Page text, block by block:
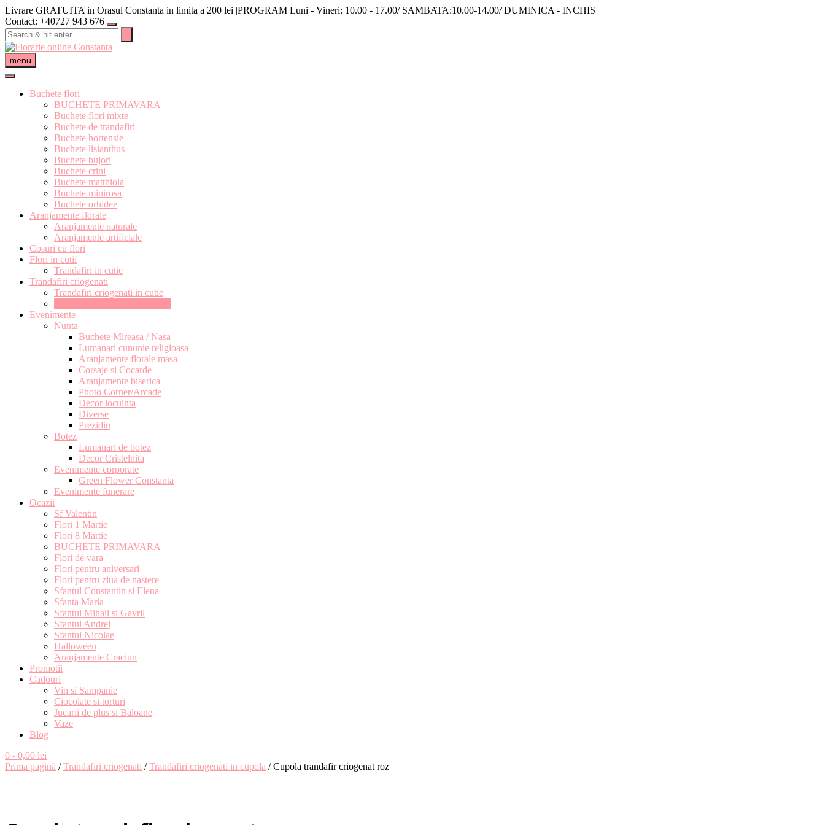
Skip
to
content
Livrare GRATUITA in Orasul Constanta in limita a 200 lei |PROGRAM Luni - Vineri: 10.00 - 17.00/ SAMBATA:10.00-14.00/ DUMINICA - INCHIS
Contact: +40727 943 676
menu
Buchete flori
BUCHETE PRIMAVARA
Buchete flori mixte
Buchete de trandafiri
Buchete hortensie
Buchete lisianthus
Buchete bujori
Buchete crini
Buchete matthiola
Buchete minirosa
Buchete orhidee
Aranjamente florale
Aranjamente naturale
Aranjamente artificiale
Cosuri cu flori
Flori in cutii
Trandafiri in cutie
Trandafiri criogenati
Trandafiri criogenati in cutie
Evenimente
Nunta
Buchete Mireasa / Nasa
Lumanari cununie religioasa
Aranjamente florale masa
Corsaje si Cocarde
Aranjamente biserica
Photo Corner/Arcade
Decor locuinta
Diverse
Prezidiu
Botez
Lumanari de botez
Decor Cristelnita
Evenimente corporate
Green Flower Constanta
Evenimente funerare
Ocazii
Sf Valentin
Flori 1 Martie
Flori 8 Martie
BUCHETE PRIMAVARA
Flori de vara
Flori pentru aniversari
Flori pentru ziua de nastere
Sfantul Constantin si Elena
Sfanta Maria
Sfantul Mihail si Gavril
Sfantul Andrei
Sfantul Nicolae
Halloween
Aranjamente Craciun
Promotii
Cadouri
Vin si Sampanie
Ciocolate si torturi
Jucarii de plus si Baloane
Vaze
Blog
0 - 0,00 lei
Prima pagină /Trandafiri criogenati /Trandafiri criogenati in cupola / Cupola trandafir criogenat roz